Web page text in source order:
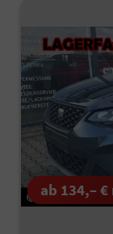
ab 134,–